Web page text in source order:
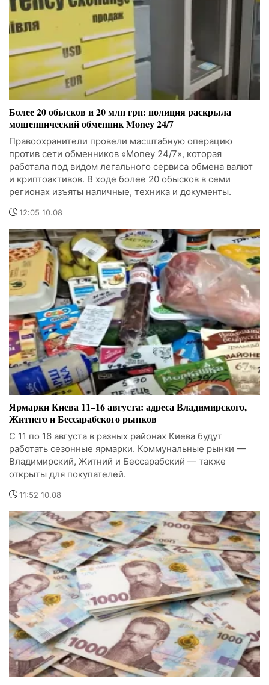
Более 20 обысков и 20 млн грн: полиция раскрыла
мошеннический обменник Money 24/7
Правоохранители провели масштабную операцию
против сети обменников «Money 24/7», которая
работала под видом легального сервиса обмена валют
и криптоактивов. В ходе более 20 обысков в семи
регионах изъяты наличные, техника и документы.
12:05 10.08
Ярмарки Киева 11–16 августа: адреса Владимирского,
Житнего и Бессарабского рынков
С 11 по 16 августа в разных районах Киева будут
работать сезонные ярмарки. Коммунальные рынки —
Владимирский, Житний и Бессарабский — также
открыты для покупателей.
11:52 10.08